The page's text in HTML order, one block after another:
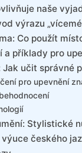
naše
výrazu
Co použít
a příklady pro
učit správné
pro upevnění
Stylistické
českého